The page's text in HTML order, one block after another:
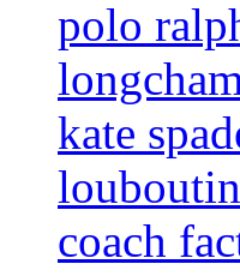
polo
kate
coach